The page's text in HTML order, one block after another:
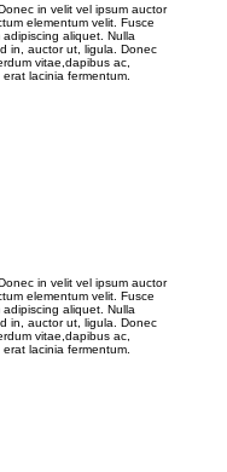
in velit vel ipsum auctor
elementum velit. Fusce
aliquet. Nulla
in, auctor ut, ligula. Donec
vitae,dapibus ac,
lacinia fermentum.
in velit vel ipsum auctor
elementum velit. Fusce
aliquet. Nulla
in, auctor ut, ligula. Donec
vitae,dapibus ac,
lacinia fermentum.